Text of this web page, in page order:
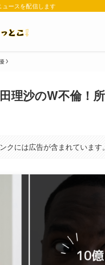
ースを配信します
理沙のW不倫！
クには広告が含まれています。